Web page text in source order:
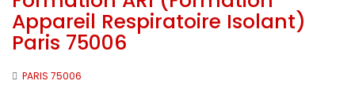
Appareil Respiratoire Isolant)
Paris 75006
PARIS 75006